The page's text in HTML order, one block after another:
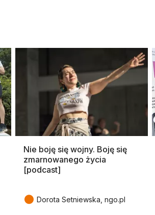
Nie boję się wojny. Boję się
zmarnowanego życia
[podcast]
● Dorota Setniewska, ngo.pl